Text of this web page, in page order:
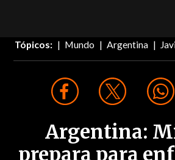
Tópicos: Mundo Argentina
Argentina:
prepara para